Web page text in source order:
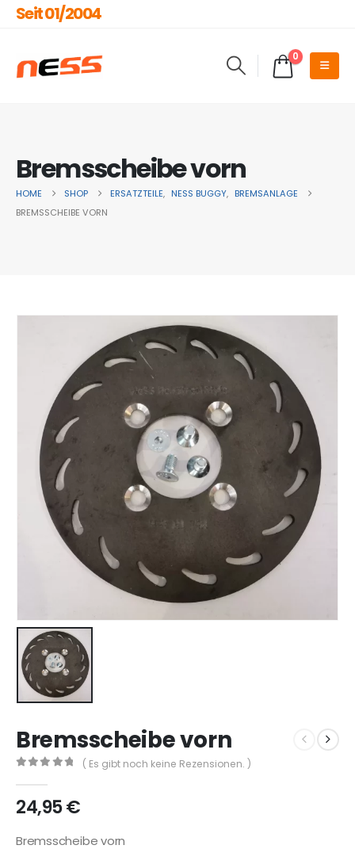
Seit 01/2004
0
Bremsscheibe vorn
HOME SHOP ERSATZTEILE, NESS BUGGY, BREMSANLAGE
BREMSSCHEIBE VORN
Bremsscheibe vorn
( Es gibt noch keine Rezensionen. )
24,95€
Bremsscheibe vorn